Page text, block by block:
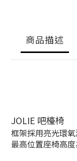
商品描述
JOLIE 吧檯椅
框架採用亮光環
最高位置座椅高